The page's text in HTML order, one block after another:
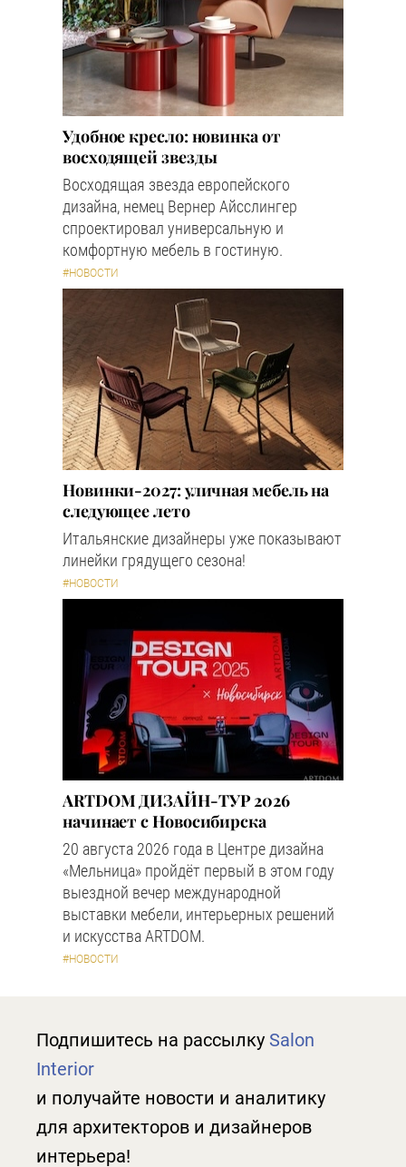
Удобное кресло: новинка от
восходящей звезды
Восходящая звезда европейского
дизайна, немец Вернер Айсслингер
спроектировал универсальную и
комфортную мебель в гостиную.
#НОВОСТИ
Новинки-2027: уличная мебель на
следующее лето
Итальянские дизайнеры уже показывают
линейки грядущего сезона!
#НОВОСТИ
ARTDOM ДИЗАЙН-ТУР 2026
начинает с Новосибирска
20 августа 2026 года в Центре дизайна
«Мельница» пройдёт первый в этом году
выездной вечер международной
выставки мебели, интерьерных решений
и искусства ARTDOM.
#НОВОСТИ
Подпишитесь на рассылку Salon
Interior
и получайте новости и аналитику
для архитекторов и дизайнеров
интерьера!